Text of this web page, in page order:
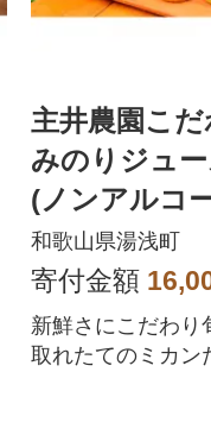
主井農園こ
みのりジュ
(ノンアルコ
ト〔180ml・
本〕
和歌山県湯浅町
寄付金額
新鮮さにこだわり
取れたてのミカン